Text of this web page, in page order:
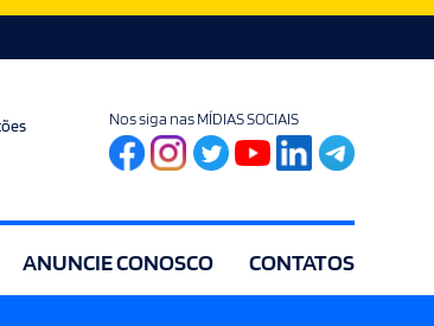
Nos siga nas MÍDIAS SOCIAIS
ANUNCIE CONOSCO CONTATOS